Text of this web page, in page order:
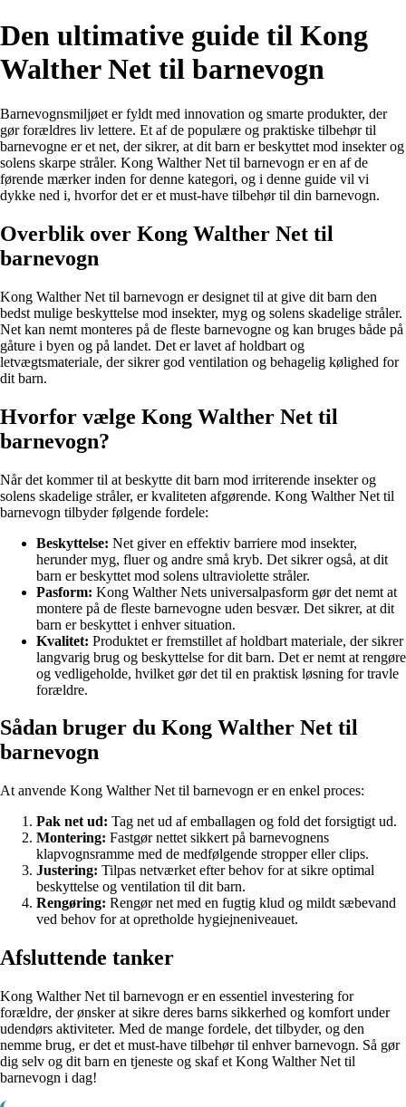
Den ultimative guide til Kong
Walther Net til barnevogn
Barnevognsmiljøet er fyldt med innovation og smarte produkter, der
gør forældres liv lettere. Et af de populære og praktiske tilbehør til
barnevogne er et net, der sikrer, at dit barn er beskyttet mod insekter og
solens skarpe stråler. Kong Walther Net til barnevogn er en af de
førende mærker inden for denne kategori, og i denne guide vil vi
dykke ned i, hvorfor det er et must-have tilbehør til din barnevogn.
Overblik over Kong Walther Net til
barnevogn
Kong Walther Net til barnevogn er designet til at give dit barn den
bedst mulige beskyttelse mod insekter, myg og solens skadelige stråler.
Net kan nemt monteres på de fleste barnevogne og kan bruges både på
gåture i byen og på landet. Det er lavet af holdbart og
letvægtsmateriale, der sikrer god ventilation og behagelig kølighed for
dit barn.
Hvorfor vælge Kong Walther Net til
barnevogn?
Når det kommer til at beskytte dit barn mod irriterende insekter og
solens skadelige stråler, er kvaliteten afgørende. Kong Walther Net til
barnevogn tilbyder følgende fordele:
Beskyttelse: Net giver en effektiv barriere mod insekter,
herunder myg, fluer og andre små kryb. Det sikrer også, at dit
barn er beskyttet mod solens ultraviolette stråler.
Pasform: Kong Walther Nets universalpasform gør det nemt at
montere på de fleste barnevogne uden besvær. Det sikrer, at dit
barn er beskyttet i enhver situation.
Kvalitet: Produktet er fremstillet af holdbart materiale, der sikrer
langvarig brug og beskyttelse for dit barn. Det er nemt at rengøre
og vedligeholde, hvilket gør det til en praktisk løsning for travle
forældre.
Sådan bruger du Kong Walther Net til
barnevogn
At anvende Kong Walther Net til barnevogn er en enkel proces:
Pak net ud: Tag net ud af emballagen og fold det forsigtigt ud.
Montering: Fastgør nettet sikkert på barnevognens
klapvognsramme med de medfølgende stropper eller clips.
Justering: Tilpas netværket efter behov for at sikre optimal
beskyttelse og ventilation til dit barn.
Rengøring: Rengør net med en fugtig klud og mildt sæbevand
ved behov for at opretholde hygiejneniveauet.
Afsluttende tanker
Kong Walther Net til barnevogn er en essentiel investering for
forældre, der ønsker at sikre deres barns sikkerhed og komfort under
udendørs aktiviteter. Med de mange fordele, det tilbyder, og den
nemme brug, er det et must-have tilbehør til enhver barnevogn. Så gør
dig selv og dit barn en tjeneste og skaf et Kong Walther Net til
barnevogn i dag!